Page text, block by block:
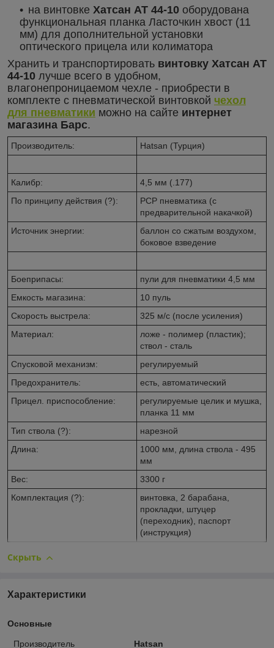
на винтовке Хатсан АТ 44-10 оборудована
функциональная планка Ласточкин хвост (11
мм) для дополнительной установки
оптического прицела или колиматора
Хранить и транспортировать винтовку Хатсан АТ
44-10 лучше всего в удобном,
влагонепроницаемом чехле - приобрести в
комплекте с пневматической винтовкой чехол
для пневматики можно на сайте интернет
магазина Барс.
Производитель: Hatsan (Турция)
Калибр:
4,5 мм (.177)
По принципу действия (?):
PCP пневматика (с
предварительной накачкой)
Источник энергии:
баллон со сжатым воздухом,
боковое взведение
Боеприпасы:
пули для пневматики 4,5 мм
Емкость магазина:
10 пуль
Скорость выстрела:
325 м/с (после усиления)
Материал:
ложе - полимер (пластик);
ствол - сталь
Спусковой механизм:
регулируемый
Предохранитель:
есть, автоматический
Прицел. приспособление:
регулируемые целик и мушка,
планка 11 мм
Тип ствола (?):
нарезной
Длина:
1000 мм, длина ствола - 495
мм
Вес:
3300 г
Комплектация (?):
винтовка, 2 барабана,
прокладки, штуцер
(переходник), паспорт
(инструкция)
Скрыть
Характеристики
Основные
Производитель Hatsan